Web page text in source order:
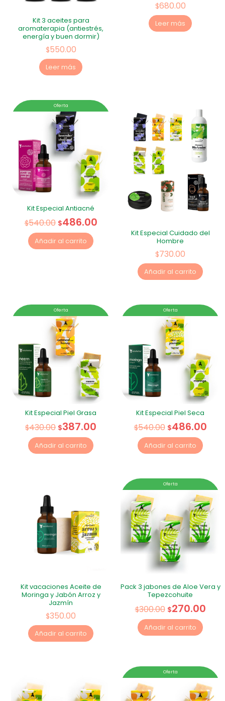
Kit 3 aceites para
aromaterapia (antiestrés,
energía y buen dormir)
$550.00
Leer más
$680.00
Leer más
Oferta
Kit Especial Antiacné
$540.00 $486.00
Añadir al carrito
Kit Especial Cuidado del
Hombre
$730.00
Añadir al carrito
Oferta
Kit Especial Piel Grasa
$430.00 $387.00
Añadir al carrito
Oferta
Kit Especial Piel Seca
$540.00 $486.00
Añadir al carrito
Kit vacaciones Aceite de
Moringa y Jabón Arroz y
Jazmín
$350.00
Añadir al carrito
Oferta
Pack 3 jabones de Aloe Vera y
Tepezcohuite
$300.00 $270.00
Añadir al carrito
Oferta